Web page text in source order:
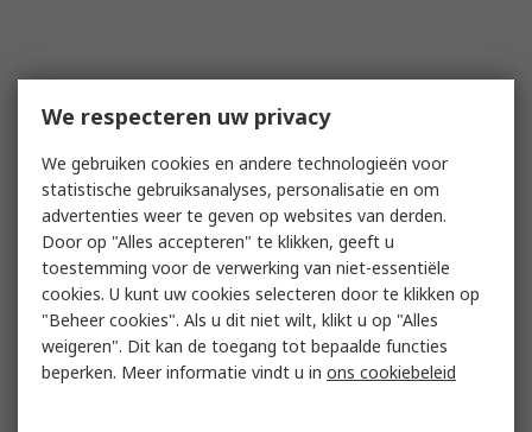
We respecteren uw privacy
We gebruiken cookies en andere technologieën voor
statistische gebruiksanalyses, personalisatie en om
advertenties weer te geven op websites van derden.
Door op "Alles accepteren" te klikken, geeft u
toestemming voor de verwerking van niet-essentiële
cookies. U kunt uw cookies selecteren door te klikken op
"Beheer cookies". Als u dit niet wilt, klikt u op "Alles
weigeren". Dit kan de toegang tot bepaalde functies
beperken. Meer informatie vindt u in ons cookiebeleid